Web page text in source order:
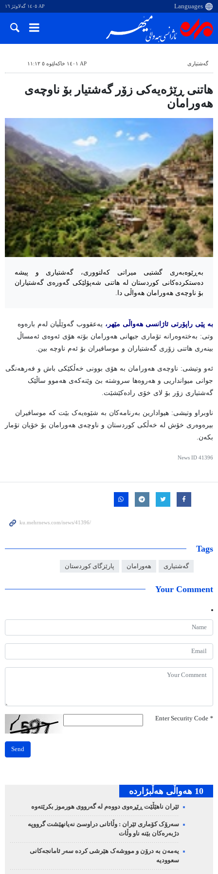
AP ١٤٠٥ گەلاوێژ ١٦
گەشتیاری AP ١٤٠١ خاکەلێوە ٥ ١١:١٢
هاتنی ڕێژەیەکی زۆر گەشتیار بۆ ناوچەی
هەورامان
بەڕێوەبەری گشتیی میراتی کەلتووری، گەشتیاری و پیشە
دەستکردەکانی کوردستان لە هاتنی شەپۆلێکی گەورەی گەشتیاران
بۆ ناوچەی هەورامان هەواڵی دا.
بە پێی راپۆرتی ئاژانسی هەواڵی مێهر، یەعقووب گەوێڵیان لەم بارەوە
وتی: بەختەوەرانە تۆماری جیهانی هەورامان بۆتە هۆی ئەوەی ئەمساڵ
بینەری هاتنی زۆری گەشتیاران و موسافیران بۆ ئەم ناوچە بین.
ئەو وتیشی: ناوچەی هەورامان بە هۆی بوونی خەڵکێکی باش و فەرهەنگی
جوانی میوانداریی و هەروەها سروشتە بێ وێنەکەی هەموو ساڵێک
گەشتیاری زۆر بۆ لای خۆی رادەکێشێت.
ناوبراو وتیشی: هیوادارین بەرنامەکان بە شێوەیەک بێت کە موسافیران
بیرەوەری خۆش لە خەڵکی کوردستان و ناوچەی هەورامان بۆ خۆیان تۆمار
بکەن.
News ID 41396
Tags
گەشتیاری هەورامان پارێزگای کوردستان
Your Comment
*
Send
10 هه‌واڵی هه‌ڵبژارده‌
ئێران ناهێڵێت ڕێڕەوی دووەم لە گەرووی هورموز بکرێتەوە
سەرۆک کۆماری ئێران : وڵاتانی دراوسێ نەیانهێشت گرووپە
دژبەرەکان بێنە ناو وڵات
یەمەن بە درۆن و مووشەک هێرشی کردە سەر ئامانجەکانی
سعوودیە